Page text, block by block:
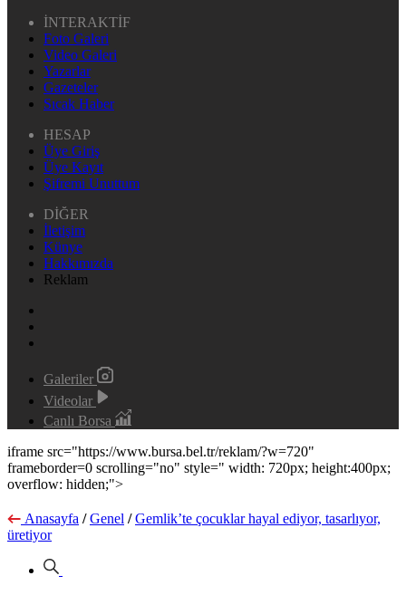
İNTERAKTİF
Foto Galeri
Video Galeri
Yazarlar
Gazeteler
Sıcak Haber
HESAP
Üye Giriş
Üye Kayıt
Şifremi Unuttum
DİĞER
İletişim
Künye
Hakkımızda
Reklam
Galeriler
Videolar
Canlı Borsa
iframe src="https://www.bursa.bel.tr/reklam/?w=720"
frameborder=0 scrolling="no" style=" width: 720px; height:400px;
overflow: hidden;">
Anasayfa / Genel / Gemlik’te çocuklar hayal ediyor, tasarlıyor,
üretiyor